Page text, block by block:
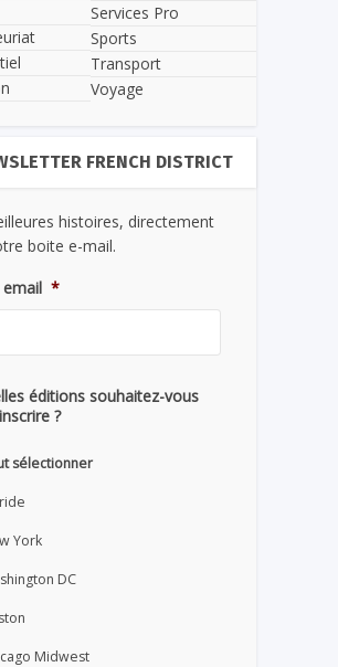
Services Pro
Sports
Transport
Voyage
FRENCH DISTRICT
histoires, directement
boite e-mail.
*
éditions souhaitez-vous
?
sélectionner
York
DC
Midwest